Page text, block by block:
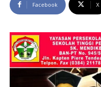
Facebook X